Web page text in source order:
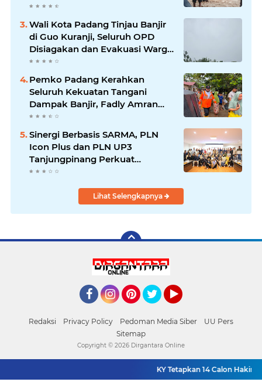
Waspada Banjir Susulan
Wali Kota Padang Tinjau Banjir
di Guo Kuranji, Seluruh OPD
Disiagakan dan Evakuasi Warga
Dipercepat
Pemko Padang Kerahkan
Seluruh Kekuatan Tangani
Dampak Banjir, Fadly Amran
Desak Percepatan Proyek
Pengendalian Bencana
Sinergi Berbasis SARMA, PLN
Icon Plus dan PLN UP3
Tanjungpinang Perkuat
Kolaborasi Strategis
Lihat Selengkapnya
Redaksi Privacy Policy Pedoman Media Siber
UU Pers
Sitemap
KY Tetapkan 14 Calon Hakim
Copyright © 2026 Dirgantara Online